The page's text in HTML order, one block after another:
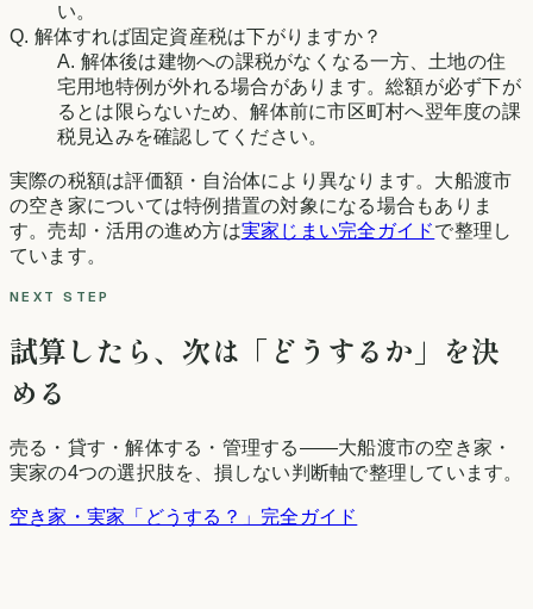
い。
Q. 解体すれば固定資産税は下がりますか？
A. 解体後は建物への課税がなくなる一方、土地の住
宅用地特例が外れる場合があります。総額が必ず下が
るとは限らないため、解体前に市区町村へ翌年度の課
税見込みを確認してください。
実際の税額は評価額・自治体により異なります。 大船渡市
の空き家については特例措置の対象になる場合もありま
す。売却・活用の進め方は実家じまい完全ガイドで整理し
ています。
NEXT STEP
試算したら、次は「どうするか」を決
める
売る・貸す・解体する・管理する——大船渡市の空き家・
実家の4つの選択肢を、損しない判断軸で整理しています。
空き家・実家「どうする？」完全ガイド